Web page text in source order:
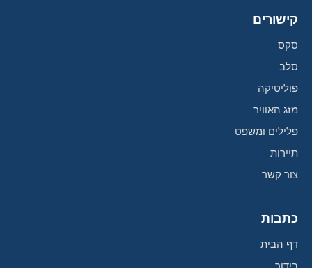
קישורים
סקס
סלב
פוליטיקה
מזג האוויר
פלילים ומשפט
תיירות
צור קשר
כתבות
דף הבית